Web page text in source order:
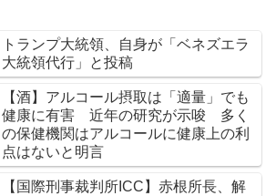
トランプ大統領、自身が「ベネズエラ
大統領代行」と投稿
【酒】アルコール摂取は「適量」でも
健康に有害 近年の研究が示唆 多く
の保健機関はアルコールに健康上の利
点はないと明言
【国際刑事裁判所ICC】赤根所長、解